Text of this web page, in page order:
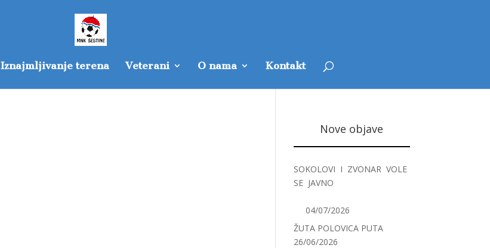
Iznajmljivanje terena Veterani O nama Kontakt
Nove objave
SOKOLOVI I ZVONAR VOLE
SE JAVNO
04/07/2026
ŽUTA POLOVICA PUTA
26/06/2026